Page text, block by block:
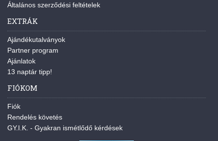
Általános szerződési feltételek
EXTRÁK
Ajándékutalványok
Partner program
Ajánlatok
13 naptár tipp!
FIÓKOM
Fiók
Rendelés követés
GY.I.K. - Gyakran ismétlődő kérdések